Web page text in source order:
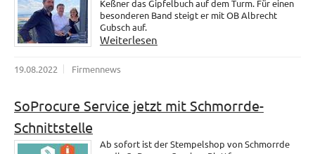
Keßner das Gipfelbuch auf dem Turm. Für einen
besonderen Band steigt er mit OB Albrecht
Gubsch auf.
Weiterlesen
19.08.2022 Firmennews
SoProcure Service jetzt mit Schmorrde-
Schnittstelle
Ab sofort ist der Stempelshop von Schmorrde